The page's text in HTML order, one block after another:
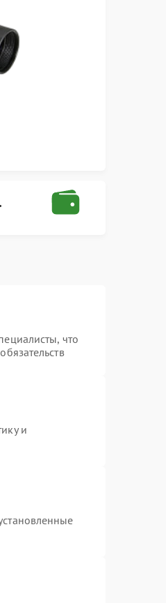
что
и